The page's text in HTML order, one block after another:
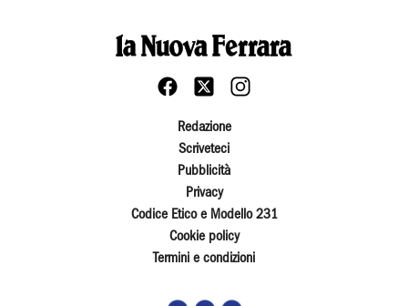
Redazione
Scriveteci
Pubblicità
Privacy
Codice Etico e Modello 231
Cookie policy
Termini e condizioni